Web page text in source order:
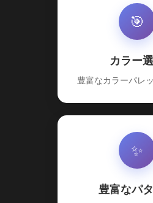
🎯
カラー
豊富なカラーパレ
✨
豊富なパ